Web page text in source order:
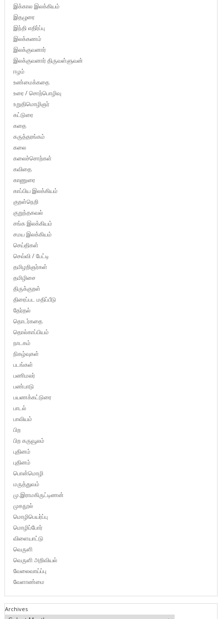
இக்கால இலக்கியம்
இதழுரை
இந்தி எதிர்ப்பு
இலக்கணம்
இலக்குவனார்
இலக்குவனார் திருவள்ளுவன்
ஈழம்
உண்மைக்கதை
உரை / சொற்பொழிவு
உறுதிமொழிஞர்
கட்டுரை
கதை
கருத்தரங்கம்
கலை
கலைச்சொற்கள்
கவிதை
காணுரை
காப்பிய இலக்கியம்
குறள்நெறி
குறுந்தகவல்
சங்க இலக்கியம்
சமய இலக்கியம்
செய்திகள்
செவ்வி / பேட்டி
தமிழறிஞர்கள்
தமிழிசை
திருக்குறள்
திரைப்பட மதிப்பீடு
தேர்தல்
தொடர்கதை
தொல்காப்பியம்
நாடகம்
நிகழ்வுகள்
படங்கள்
பணிமலர்
பண்பாடு
பயணக்கட்டுரை
பாடல்
பாவியம்
பிற
பிற கருவூலம்
புதினம்
புதினம்
பொன்மொழி
மருத்துவம்
மு.இராமகிருட்டிணன்
முகநூல்
மொழிபெயர்ப்பு
மொழிப்போர்
விளையாட்டு
வெருளி
வெருளி அறிவியல்
வேலைவாய்ப்பு
வேளாண்மை
Archives